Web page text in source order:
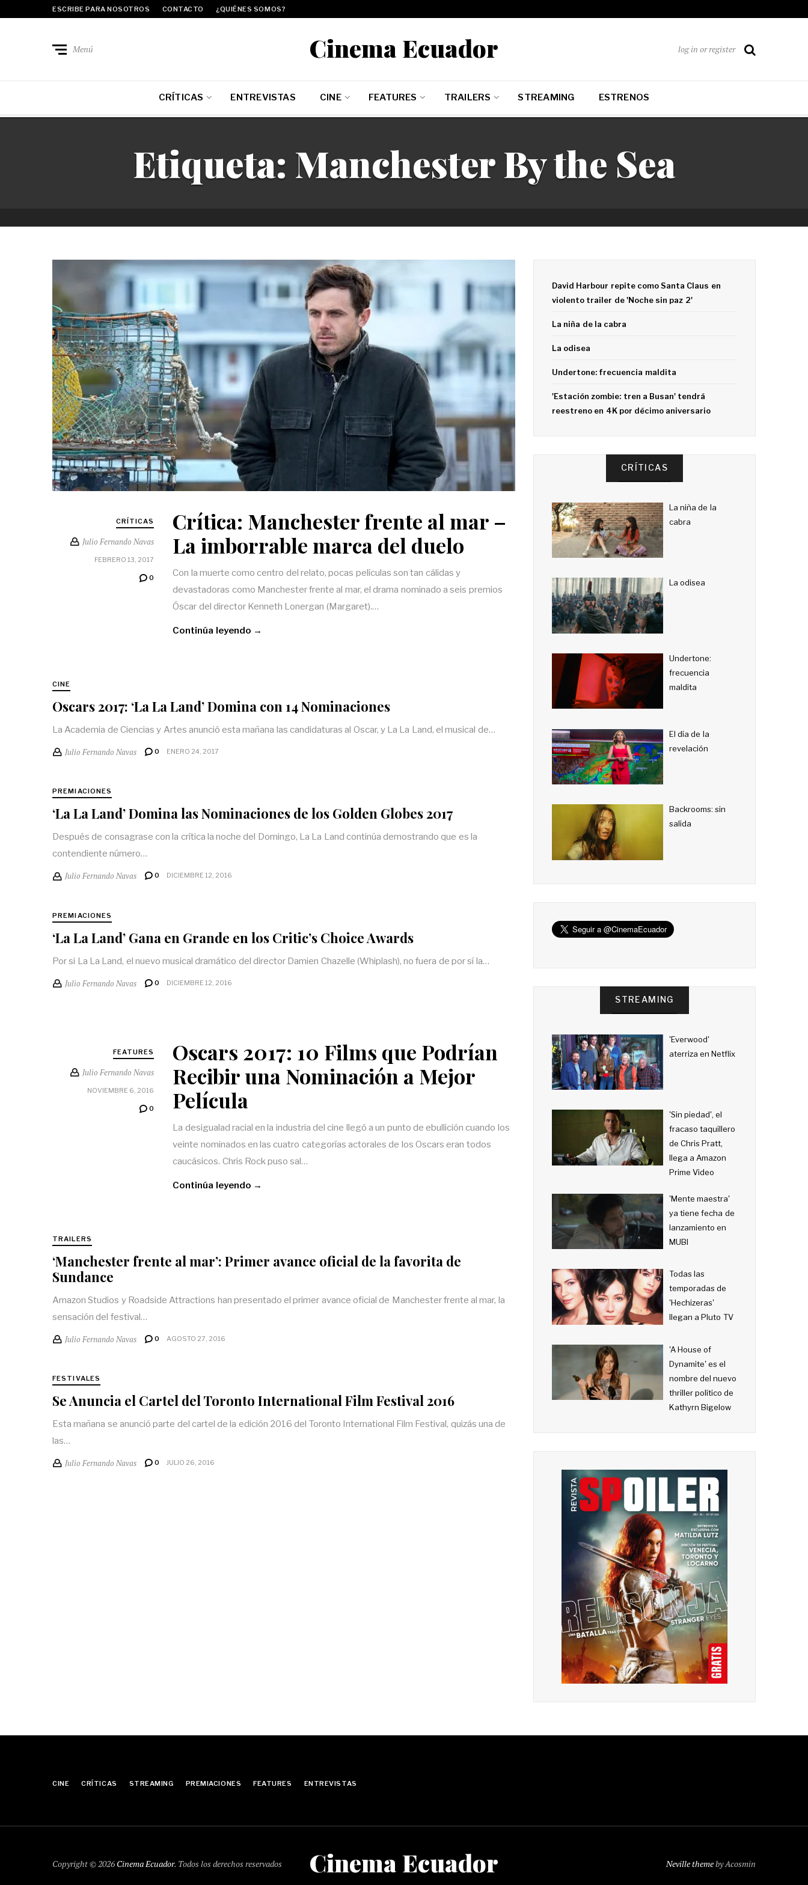
ESCRIBE PARA NOSOTROS CONTACTO ¿QUIÉNES SOMOS?
Cinema Ecuador
Menú log in or register
CRÍTICAS ENTREVISTAS CINE FEATURES TRAILERS STREAMING ESTRENOS
Etiqueta: Manchester By the Sea
CRÍTICAS
Julio Fernando Navas
FEBRERO 13, 2017
0
Crítica: Manchester frente al mar –
La imborrable marca del duelo
Con la muerte como centro del relato, pocas películas son tan cálidas y
devastadoras como Manchester frente al mar, el drama nominado a seis premios
Óscar del director Kenneth Lonergan (Margaret).…
Continúa leyendo →
CINE
Oscars 2017: ‘La La Land’ Domina con 14 Nominaciones
La Academia de Ciencias y Artes anunció esta mañana las candidaturas al Oscar, y La La Land, el musical de…
Julio Fernando Navas 0 ENERO 24, 2017
PREMIACIONES
‘La La Land’ Domina las Nominaciones de los Golden Globes 2017
Después de consagrase con la crítica la noche del Domingo, La La Land continúa demostrando que es la
contendiente número…
Julio Fernando Navas 0 DICIEMBRE 12, 2016
PREMIACIONES
‘La La Land’ Gana en Grande en los Critic’s Choice Awards
Por si La La Land, el nuevo musical dramático del director Damien Chazelle (Whiplash), no fuera de por sí la…
Julio Fernando Navas 0 DICIEMBRE 12, 2016
FEATURES
Julio Fernando Navas
NOVIEMBRE 6, 2016
0
Oscars 2017: 10 Films que Podrían
Recibir una Nominación a Mejor
Película
La desigualad racial en la industria del cine llegó a un punto de ebullición cuando los
veinte nominados en las cuatro categorías actorales de los Oscars eran todos
caucásicos. Chris Rock puso sal…
Continúa leyendo →
TRAILERS
‘Manchester frente al mar’: Primer avance oficial de la favorita de
Sundance
Amazon Studios y Roadside Attractions han presentado el primer avance oficial de Manchester frente al mar, la
sensación del festival…
Julio Fernando Navas 0 AGOSTO 27, 2016
FESTIVALES
Se Anuncia el Cartel del Toronto International Film Festival 2016
Esta mañana se anunció parte del cartel de la edición 2016 del Toronto International Film Festival, quizás una de
las…
Julio Fernando Navas 0 JULIO 26, 2016
David Harbour repite como Santa Claus en
violento trailer de 'Noche sin paz 2'
La niña de la cabra
La odisea
Undertone: frecuencia maldita
'Estación zombie: tren a Busan' tendrá
reestreno en 4K por décimo aniversario
CRÍTICAS
La niña de la
cabra
La odisea
Undertone:
frecuencia
maldita
El día de la
revelación
Backrooms: sin
salida
STREAMING
'Everwood'
aterriza en Netflix
'Sin piedad', el
fracaso taquillero
de Chris Pratt,
llega a Amazon
Prime Video
'Mente maestra'
ya tiene fecha de
lanzamiento en
MUBI
Todas las
temporadas de
'Hechizeras'
llegan a Pluto TV
'A House of
Dynamite' es el
nombre del nuevo
thriller político de
Kathyrn Bigelow
CINE CRÍTICAS STREAMING PREMIACIONES FEATURES ENTREVISTAS
Copyright © 2026 Cinema Ecuador. Todos los derechos reservados Cinema Ecuador Neville themeby Acosmin